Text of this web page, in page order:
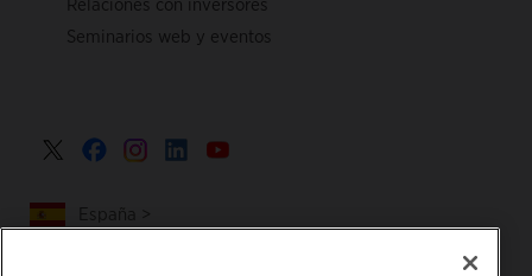
Seminarios web y eventos
España >